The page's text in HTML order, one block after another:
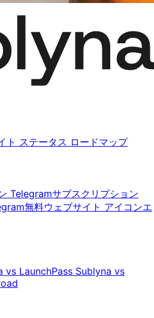
ト ステータス ロードマップ
Telegramサブスクリプション
無料ウェブサイト アイコンエ
vs LaunchPass Sublyna vs